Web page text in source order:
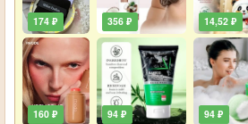
174 ₽
160 ₽
356 ₽
94 ₽
14,52 ₽
94 ₽